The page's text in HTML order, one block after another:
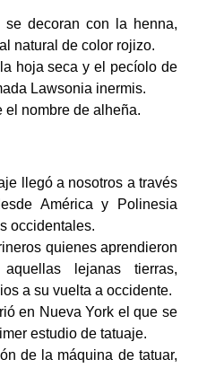
decoran con la henna,
natural de color rojizo.
hoja seca y el pecíolo de
Lawsonia inermis.
el nombre de alheña.
llegó a nosotros a través
América y Polinesia
occidentales.
quienes aprendieron
lejanas tierras,
a su vuelta a occidente.
en Nueva York el que se
estudio de tatuaje.
de la máquina de tatuar,